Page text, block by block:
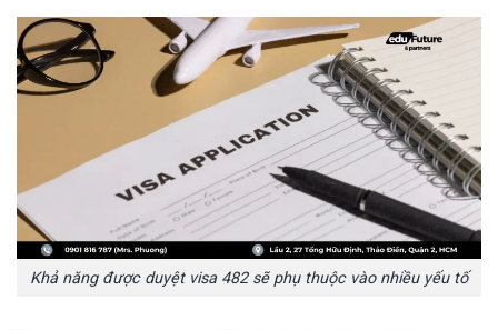
Khả năng được duyệt visa 482 sẽ phụ thuộc vào nhiều yếu tố